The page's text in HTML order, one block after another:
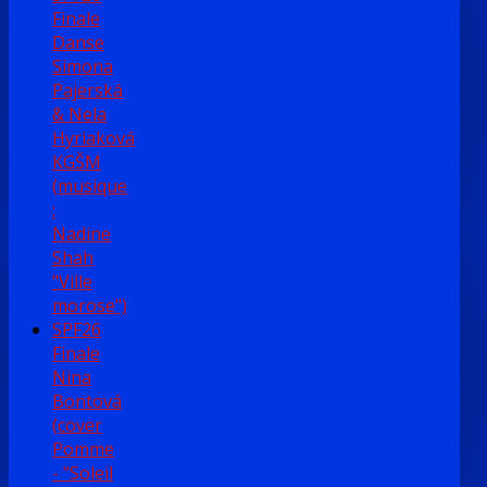
Finale
Danse
Simona
Pajerská
& Nela
Hyriaková
KGŠM
(musique
:
Nadine
Shah
"Ville
morose")
SPF26
Finale
Nina
Bontová
(cover
Pomme
- "Soleil